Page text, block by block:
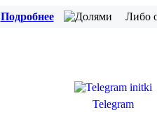
Подробнее Либо
Telegram